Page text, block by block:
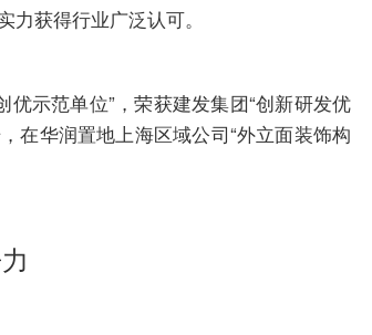
获得行业广泛认可。
示范单位”，荣获建发集团“创新研发优
在华润置地上海区域公司“外立面装饰构